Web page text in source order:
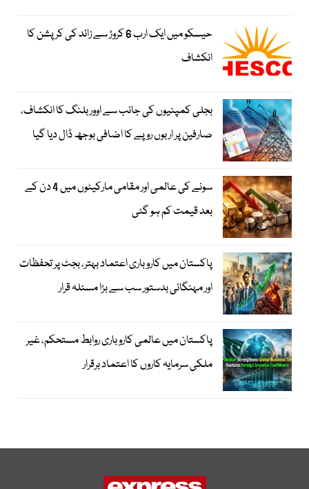
حیسکو میں ایک ارب 6 کروڑ سے زائد کی کرپشن کا
انکشاف
بجلی کمپنیوں کی جانب سے اوور بلنگ کا انکشاف،
صارفین پر اربوں روپے کا اضافی بوجھ ڈال دیا گیا
سونے کی عالمی اور مقامی مارکیٹوں میں 4 دن کے
بعد قیمت کم ہو گئی
پاکستان میں کاروباری اعتماد بہتر، بجٹ پر تحفظات
اور مہنگائی بدستور سب سے بڑا مسئلہ قرار
پاکستان میں عالمی کاروباری روابط مستحکم، غیر
ملکی سرمایہ کاروں کا اعتماد برقرار